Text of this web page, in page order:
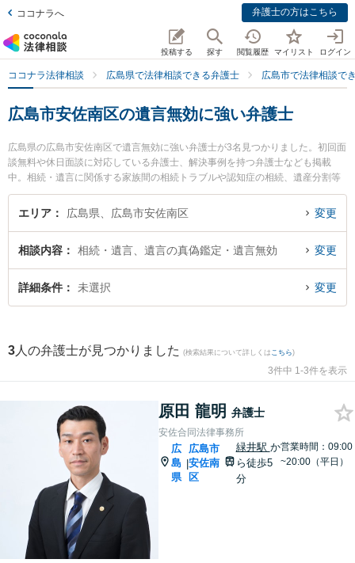
ココナラへ 弁護士の方はこちら
投稿する 探す 閲覧履歴 マイリスト ログイン
ココナラ法律相談 広島県で法律相談できる弁護士 広島市で法律相談で
広島市安佐南区の遺言無効に強い弁護士
広島県の広島市安佐南区で遺言無効に強い弁護士が3名見つかりました。初回面
談無料や休日面談に対応している弁護士、解決事例を持つ弁護士なども掲載
中。相続・遺言に関係する家族間の相続トラブルや認知症の相続、遺産分割等
の細かな分野での絞り込み検索もでき便利です。特に安佐合同法律事務所の原
田 龍明弁護士や安佐合同法律事務所の大原 太軸弁護士、弁護士法人山下江法律
トラブルを今すぐに弁護士に相談したい』『遺言無効のトラブル解決の実績豊
富な近くの弁護士を検索したい』『初回相談無料で遺言無効を法律相談できる
広島市安佐南区内の弁護士に相談予約したい』などでお困りの相談者さんにお
エリア 広島県、広島市安佐南区 変更
相談内容 相続・遺言、遺言の真偽鑑定・遺言無効 変更
詳細条件 未選択 変更
3 人の弁護士が見つかりました (検索結果について詳しくは こちら)
3件中 1-3件を表示
原田 龍明 弁護士
安佐合同法律事務所
広
島
県
|
広島市
安佐南
区
緑井駅 か
ら徒歩5
分
営業時間：09:00
~20:00（平日）